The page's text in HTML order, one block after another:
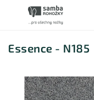
Essence - N185